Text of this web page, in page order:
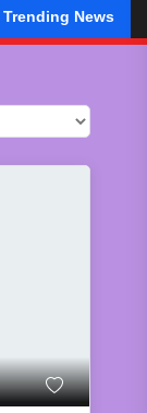
Trending News